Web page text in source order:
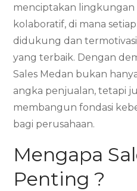
menciptakan lingkungan
kolaboratif, di mana
didukung dan
yang terbaik. Dengan
Sales Medan bukan
angka penjualan, tetapi
membangun fondasi
bagi perusahaan.
Mengapa
Penting ?